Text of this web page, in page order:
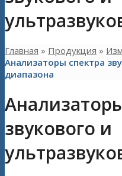
Главная » Продукция »
Анализаторы спектра
диапазона
звукового и